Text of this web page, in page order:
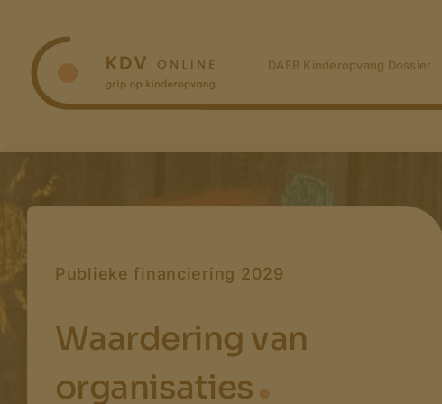
inhoud
DAEB Kinderopvang Dossier
Publieke financiering 2029
Waardering van
organisaties